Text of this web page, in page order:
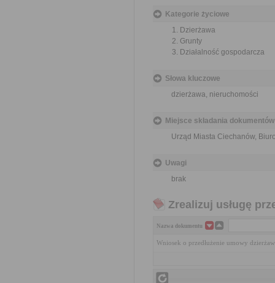
Kategorie życiowe
Dzierżawa
Grunty
Działalność gospodarcza
Słowa kluczowe
dzierżawa, nieruchomości
Miejsce składania dokumentów
Urząd Miasta Ciechanów,
Uwagi
brak
Zrealizuj usługę
Nazwa dokumentu
Wniosek o przedłużenie umowy